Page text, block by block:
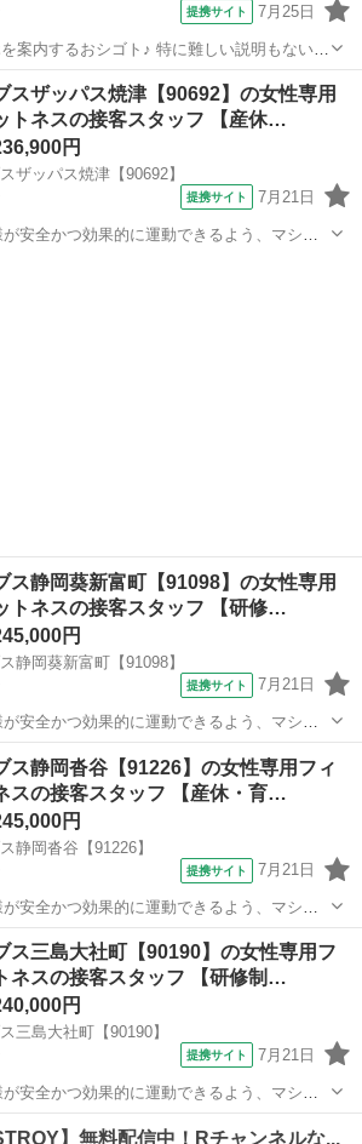
提携サイト 7月25日
案内するおシゴト♪ 特に難しい説明もないの
機種変更、 各種料金プランのご相談対応・
専属のコー
他
スザッパス焼津【90692】の女性専用
トネスの接客スタッフ 【産休…
円
ザッパス焼津【90692】
提携サイト 7月21日
安全かつ効果的に運動できるよう、マシン
ス静岡葵新富町【91098】の女性専用
トネスの接客スタッフ 【研修…
円
静岡葵新富町【91098】
提携サイト 7月21日
安全かつ効果的に運動できるよう、マシン
す。運動が初めての方や苦手な方がほとん
りません。「今日はこの動きを意識しまし
をしながら、...
他
ス静岡沓谷【91226】の女性専用フィ
スの接客スタッフ 【産休・育…
円
静岡沓谷【91226】
提携サイト 7月21日
安全かつ効果的に運動できるよう、マシン
す。運動が初めての方や苦手な方がほとん
りません。「今日はこの動きを意識しまし
をしながら、...
他
ス三島大社町【90190】の女性専用フ
ネスの接客スタッフ 【研修制…
円
三島大社町【90190】
提携サイト 7月21日
安全かつ効果的に運動できるよう、マシン
す。運動が初めての方や苦手な方がほとん